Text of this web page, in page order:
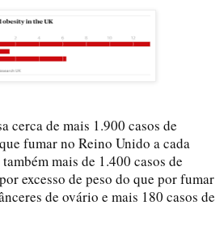
cerca de mais 1.900 casos de
fumar no Reino Unido a cada
mais de 1.400 casos de
excesso de peso do que por fumar
de ovário e mais 180 casos de